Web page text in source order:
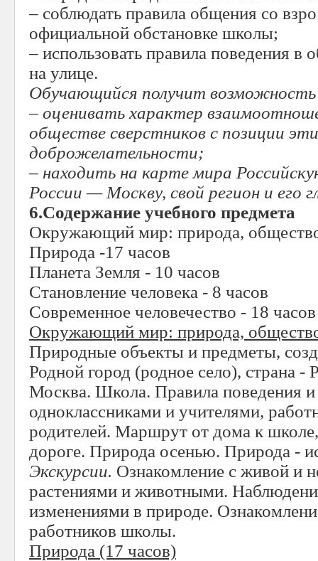
– соблюдать правила общения со
официальной обстановке школы;
– использовать правила поведения в
на улице.
Обучающийся получит возможность
– оценивать характер
обществе сверстников с позиции
доброжелательности;
– находить на карте мира
России — Москву, свой регион и его
6.Содержание учебного предмета
Окружающий мир: природа,
Природа -17 часов
Планета Земля - 10 часов
Становление человека - 8 часов
Современное человечество - 18 часов
Окружающий мир: природа,
Природные объекты и предметы,
Родной город (родное село), страна -
Москва. Школа. Правила поведения и
одноклассниками и учителями,
родителей. Маршрут от дома к
дороге. Природа осенью. Природа -
Экскурсии. Ознакомление с живой и
растениями и животными.
изменениями в природе.
работников школы.
Природа (17 часов)